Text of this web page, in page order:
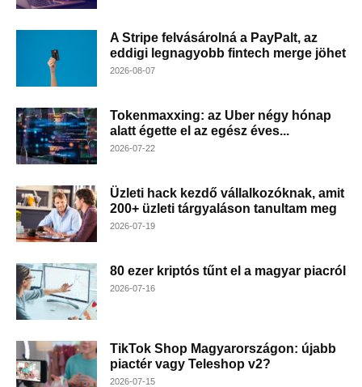
A Stripe felvásárolná a PayPalt, az
eddigi legnagyobb fintech merge jöhet
2026-08-07
Tokenmaxxing: az Uber négy hónap
alatt égette el az egész éves...
2026-07-22
Üzleti hack kezdő vállalkozóknak, amit
200+ üzleti tárgyaláson tanultam meg
2026-07-19
80 ezer kriptós tűnt el a magyar piacról
2026-07-16
TikTok Shop Magyarországon: újabb
piactér vagy Teleshop v2?
2026-07-15